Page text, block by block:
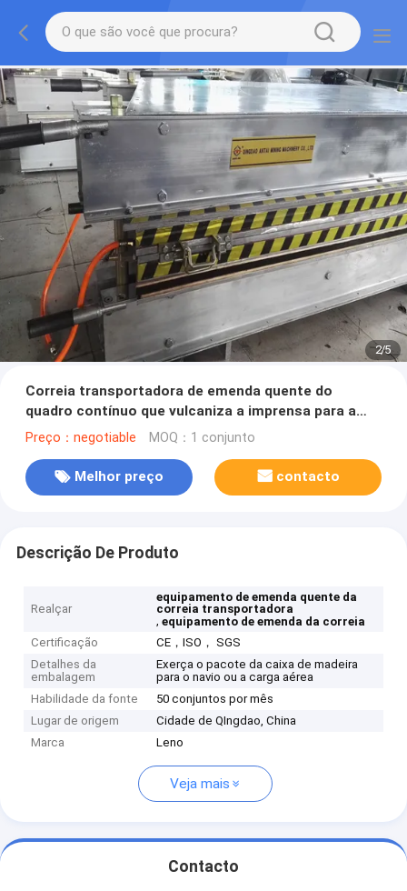
2/5
Correia transportadora de emenda quente do
quadro contínuo que vulcaniza a imprensa para a
correia da manutenção
Preço：negotiable MOQ：1 conjunto
Melhor preço contacto
Descrição De Produto
Realçar
equipamento de emenda quente da
correia transportadora
,equipamento de emenda da correia
Certificação
CE，ISO， SGS
Detalhes da
embalagem
Exerça o pacote da caixa de madeira
para o navio ou a carga aérea
Habilidade da fonte
50 conjuntos por mês
Lugar de origem
Cidade de QIngdao, China
Marca
Leno
Veja mais
Contacto